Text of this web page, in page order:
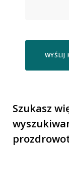
Szukasz